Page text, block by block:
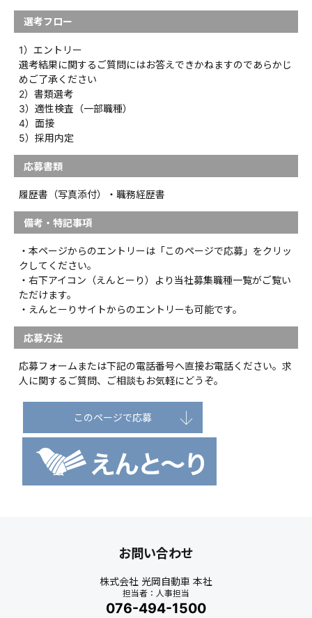
選考フロー
1）エントリー
選考結果に関するご質問にはお答えできかねますのであらかじ
めご了承ください
2）書類選考
3）適性検査（一部職種）
4）面接
5）採用内定
応募書類
履歴書（写真添付）・職務経歴書
備考・特記事項
・本ページからのエントリーは「このページで応募」をクリッ
クしてください。
・右下アイコン（えんとーり）より当社募集職種一覧がご覧い
ただけます。
・えんとーりサイトからのエントリーも可能です。
応募方法
応募フォームまたは下記の電話番号へ直接お電話ください。求
人に関するご質問、ご相談もお気軽にどうぞ。
このページで応募
お問い合わせ
株式会社 光岡自動車 本社
担当者：人事担当
076-494-1500